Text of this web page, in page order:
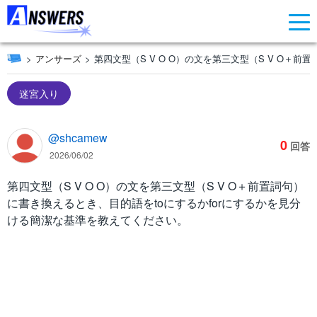
アンサーズ 第四文型（S V O O）の文を第三文型（S V O＋前置
迷宮入り
@shcamew
2026/06/02
0 回答
第四文型（S V O O）の文を第三文型（S V O＋前置詞句）
に書き換えるとき、目的語をtoにするかforにするかを見分
ける簡潔な基準を教えてください。